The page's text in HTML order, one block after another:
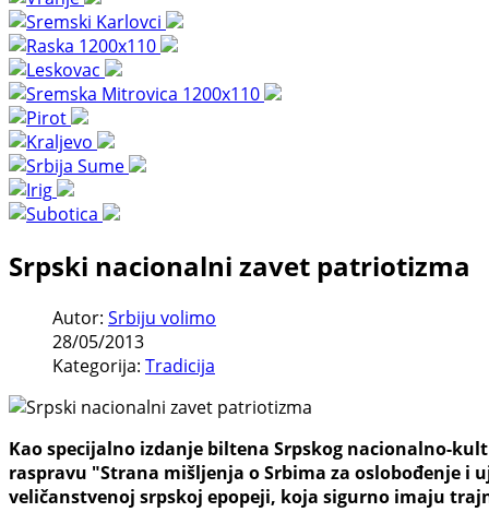
Srpski nacionalni zavet patriotizma
Autor: Srbiju volimo
28/05/2013
Kategorija: Tradicija
Kao specijalno izdanje biltena Srpskog nacionalno-
raspravu "Strana mišljenja o Srbima za oslobođenje i
veličanstvenoj srpskoj epopeji, koja sigurno imaju